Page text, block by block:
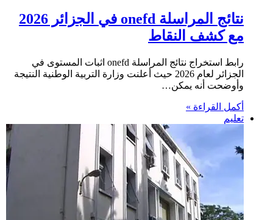
نتائج المراسلة onefd في الجزائر 2026
مع كشف النقاط
رابط استخراج نتائج المراسلة onefd اثبات المستوى في
الجزائر لعام 2026 حيث أعلنت وزارة التربية الوطنية النتيجة
وأوضحت أنه يمكن…
أكمل القراءة »
تعليم